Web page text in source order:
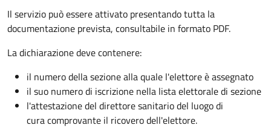
Il servizio può essere attivato presentando tutta la
documentazione prevista, consultabile in formato PDF.
La dichiarazione deve contenere:
il numero della sezione alla quale l'elettore è assegnato
il suo numero di iscrizione nella lista elettorale di sezione
l'attestazione del direttore sanitario del luogo di
cura comprovante il ricovero dell'elettore.